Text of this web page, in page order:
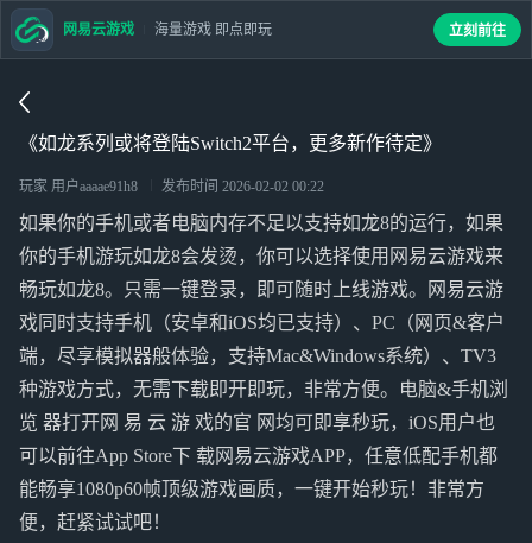
《如龙系列或将登陆Switch2平台，更多新作待定》
玩家 用户aaaae91h8 发布时间 2026-02-02 00:22
如果你的手机或者电脑内存不足以支持如龙8的运行，如果
你的手机游玩如龙8会发烫，你可以选择使用网易云游戏来
畅玩如龙8。只需一键登录，即可随时上线游戏。网易云游
戏同时支持手机（安卓和iOS均已支持）、PC（网页&客户
端，尽享模拟器般体验，支持Mac&Windows系统）、TV3
种游戏方式，无需下载即开即玩，非常方便。电脑&手机浏
览 器打开网 易 云 游 戏的官 网均可即享秒玩，iOS用户也
可以前往App Store下 载网易云游戏APP，任意低配手机都
能畅享1080p60帧顶级游戏画质，一键开始秒玩！非常方
便，赶紧试试吧！
网易云游戏 海量游戏 即点即玩 立刻前往